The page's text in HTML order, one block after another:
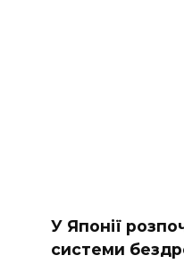
У Японії
системи